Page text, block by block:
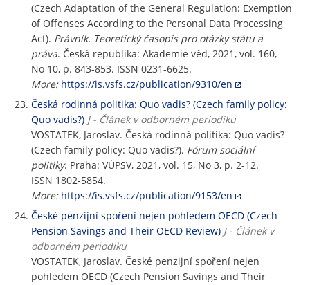
(Czech Adaptation of the General Regulation: Exemption
of Offenses According to the Personal Data Processing
Act). Právník. Teoretický časopis pro otázky státu a
práva. Česká republika: Akademie věd, 2021, vol. 160,
No 10, p. 843-853. ISSN 0231-6625.
More: https://is.vsfs.cz/publication/9310/en
Česká rodinná politika: Quo vadis? (Czech family policy:
Quo vadis?) J - Článek v odborném periodiku
VOSTATEK, Jaroslav. Česká rodinná politika: Quo vadis?
(Czech family policy: Quo vadis?). Fórum sociální
politiky. Praha: VÚPSV, 2021, vol. 15, No 3, p. 2-12.
ISSN 1802-5854.
More: https://is.vsfs.cz/publication/9153/en
České penzijní spoření nejen pohledem OECD (Czech
Pension Savings and Their OECD Review) J - Článek v
odborném periodiku
VOSTATEK, Jaroslav. České penzijní spoření nejen
pohledem OECD (Czech Pension Savings and Their